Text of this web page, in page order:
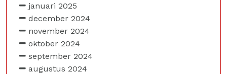
januari 2025
december 2024
november 2024
oktober 2024
september 2024
augustus 2024